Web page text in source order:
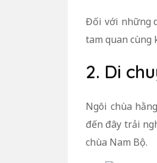
Đối với những
tam quan cùng
2. Di
Ngôi chùa
đến đây trải
chùa Nam Bộ.